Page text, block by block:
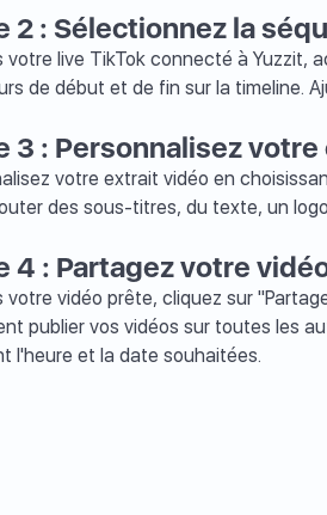
2 : Sélectionnez la
votre live TikTok connecté à Yuzzit,
de début et de fin sur la timeline.
3 : Personnalisez
votre extrait vidéo en
des sous-titres, du texte, un
4 : Partagez votre
votre vidéo prête, cliquez sur
publier vos vidéos sur toutes les
l'heure et la date souhaitées.